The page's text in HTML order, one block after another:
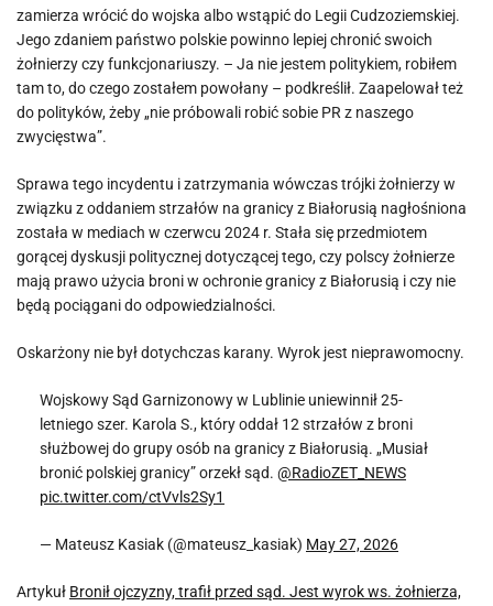
zamierza wrócić do wojska albo wstąpić do Legii Cudzoziemskiej.
Jego zdaniem państwo polskie powinno lepiej chronić swoich
żołnierzy czy funkcjonariuszy. – Ja nie jestem politykiem, robiłem
tam to, do czego zostałem powołany – podkreślił. Zaapelował też
do polityków, żeby „nie próbowali robić sobie PR z naszego
zwycięstwa”.
Sprawa tego incydentu i zatrzymania wówczas trójki żołnierzy w
związku z oddaniem strzałów na granicy z Białorusią nagłośniona
została w mediach w czerwcu 2024 r. Stała się przedmiotem
gorącej dyskusji politycznej dotyczącej tego, czy polscy żołnierze
mają prawo użycia broni w ochronie granicy z Białorusią i czy nie
będą pociągani do odpowiedzialności.
Oskarżony nie był dotychczas karany. Wyrok jest nieprawomocny.
Wojskowy Sąd Garnizonowy w Lublinie uniewinnił 25-
letniego szer. Karola S., który oddał 12 strzałów z broni
służbowej do grupy osób na granicy z Białorusią. „Musiał
bronić polskiej granicy” orzekł sąd. @RadioZET_NEWS
pic.twitter.com/ctVvls2Sy1
— Mateusz Kasiak (@mateusz_kasiak) May 27, 2026
Artykuł Bronił ojczyzny, trafił przed sąd. Jest wyrok ws. żołnierza,